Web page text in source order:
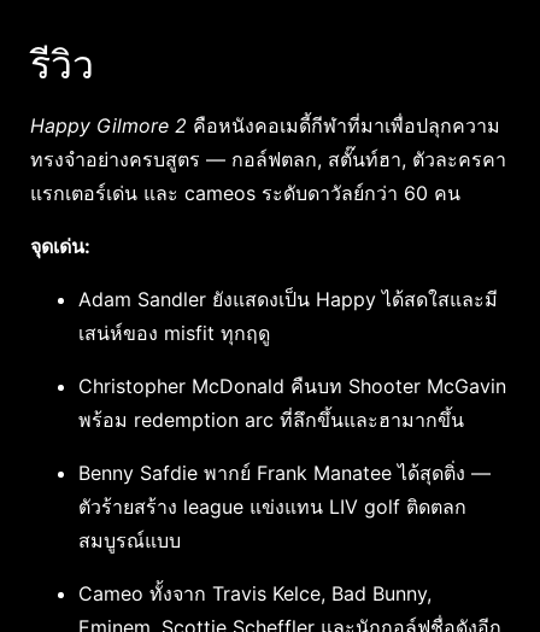
รีวิว
Happy Gilmore 2 คือหนังคอเมดี้กีฬาที่มาเพื่อปลุกความ
ทรงจำอย่างครบสูตร — กอล์ฟตลก, สตั๊นท์ฮา, ตัวละครคา
แรกเตอร์เด่น และ cameos ระดับดาวัลย์กว่า 60 คน
จุดเด่น:
Adam Sandler ยังแสดงเป็น Happy ได้สดใสและมี
เสน่ห์ของ misfit ทุกฤดู
Christopher McDonald คืนบท Shooter McGavin
พร้อม redemption arc ที่ลึกขึ้นและฮามากขึ้น
Benny Safdie พากย์ Frank Manatee ได้สุดติ่ง —
ตัวร้ายสร้าง league แข่งแทน LIV golf ติดตลก
สมบูรณ์แบบ
Cameo ทั้งจาก Travis Kelce, Bad Bunny,
Eminem, Scottie Scheffler และนักกอล์ฟชื่อดังอีก